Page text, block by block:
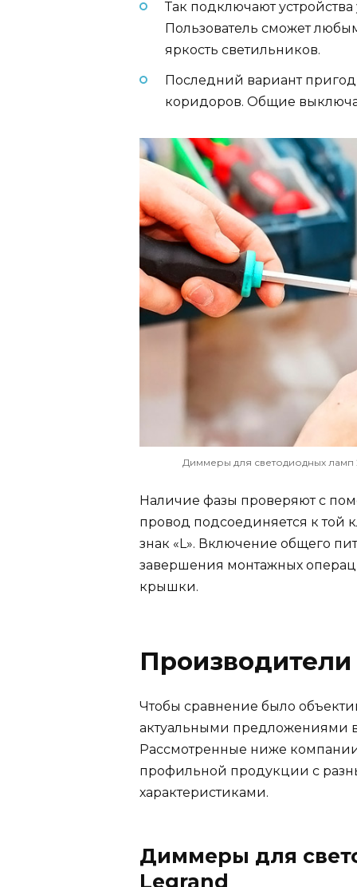
Так подключают
Пользователь сможет
яркость светильников.
Последний вариант
коридоров. Общие
Диммеры для светодиодных ламп
Наличие фазы проверяют с
провод подсоединяется к той
знак «L». Включение общего
завершения монтажных
крышки.
Чтобы сравнение было
актуальными предложениями
Рассмотренные ниже
профильной продукции с
характеристиками.
Диммеры для
Legrand